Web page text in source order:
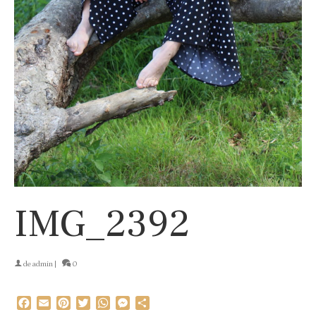
IMG_2392
deadmin 0
Facebook
EmailPinterestTwitterWhatsAppMessenger